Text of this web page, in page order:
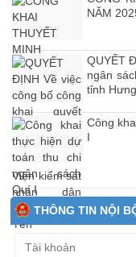
NĂM
QUYẾT
ngân
tỉnh
Công
I
THÔNG TIN NỘI